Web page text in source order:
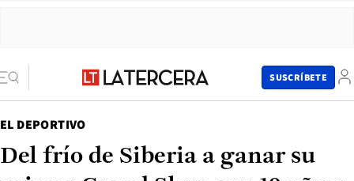
SUSCRÍBETE
EL DEPORTIVO
Del frío de Siberia a ganar su